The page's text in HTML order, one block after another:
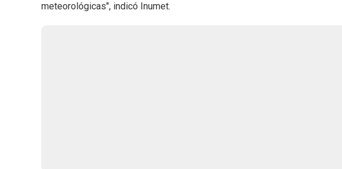
meteorológicas", indicó Inumet.